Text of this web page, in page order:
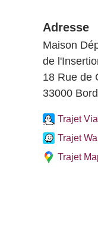
Adresse
Maison
de
18 Rue de
33000
Trajet
Trajet
Trajet